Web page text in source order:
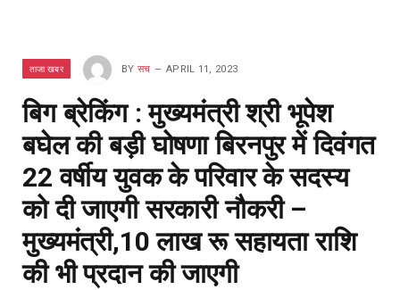
ताजा खबर BY सच APRIL 11, 2023
बिग ब्रेकिंग : मुख्यमंत्री श्री भूपेश
बघेल की बड़ी घोषणा बिरनपुर में दिवंगत
22 वर्षीय युवक के परिवार के सदस्य
को दी जाएगी सरकारी नौकरी –
मुख्यमंत्री,10 लाख रू सहायता राशि
की भी प्रदान की जाएगी